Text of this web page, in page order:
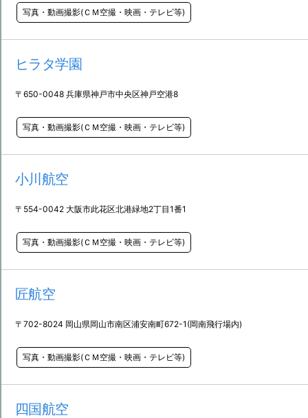
写真・動画撮影(ＣＭ空撮・映画・テレビ等)
ヒラタ学園
〒650-0048 兵庫県神戸市中央区神戸空港8
写真・動画撮影(ＣＭ空撮・映画・テレビ等)
小川航空
〒554-0042 大阪市此花区北港緑地2丁目1番1
写真・動画撮影(ＣＭ空撮・映画・テレビ等)
匠航空
〒702-8024 岡山県岡山市南区浦安南町672-1(岡南飛行場内)
写真・動画撮影(ＣＭ空撮・映画・テレビ等)
四国航空